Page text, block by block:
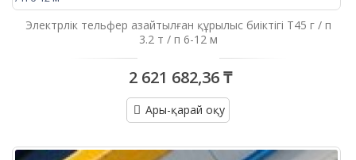
Электрлік тельфер азайтылған құрылыс биіктігі Т45 г / п
3.2 т / п 6-12 м
2 621 682,36 ₸
Ары-қарай оқу